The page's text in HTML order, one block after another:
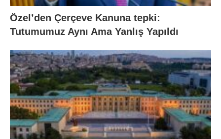
Özel’den Çerçeve Kanuna tepki:
Tutumumuz Aynı Ama Yanlış Yapıldı